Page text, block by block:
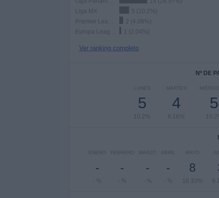
Liga MX
5 (10.2%)
2 (4.08%)
1 (2.04%)
Ver ranking completo
Nº DE
LUNES
5
10.2%
MARTES
4
8.16%
5
ENERO
-
- %
FEBRERO
-
- %
MARZO
-
- %
ABRIL
-
- %
MAYO
8
16.33%